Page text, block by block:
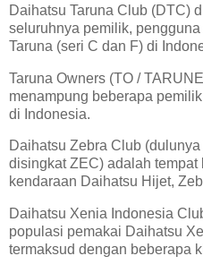
Daihatsu Taruna Club (DTC)
seluruhnya pemilik,
Taruna (seri C dan F) di
Taruna Owners (TO /
menampung beberapa
di Indonesia.
Daihatsu Zebra Club
disingkat ZEC) adalah
kendaraan Daihatsu Hijet,
Daihatsu Xenia Indonesia
populasi pemakai Daihatsu
termaksud dengan beberapa